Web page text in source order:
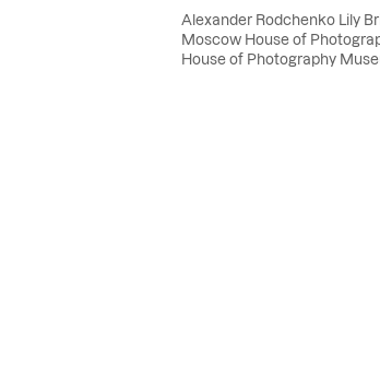
Alexander Rodchenko Lily
Moscow House of
House of Photography